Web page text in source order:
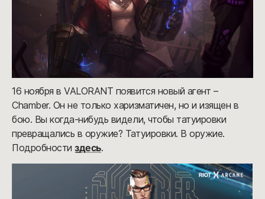
16 ноября в VALORANT появится новый агент –
Chamber. Он не только харизматичен, но и изящен в
бою. Вы когда-нибудь видели, чтобы татуировки
превращались в оружие? Татуировки. В оружие.
Подробностиздесь.